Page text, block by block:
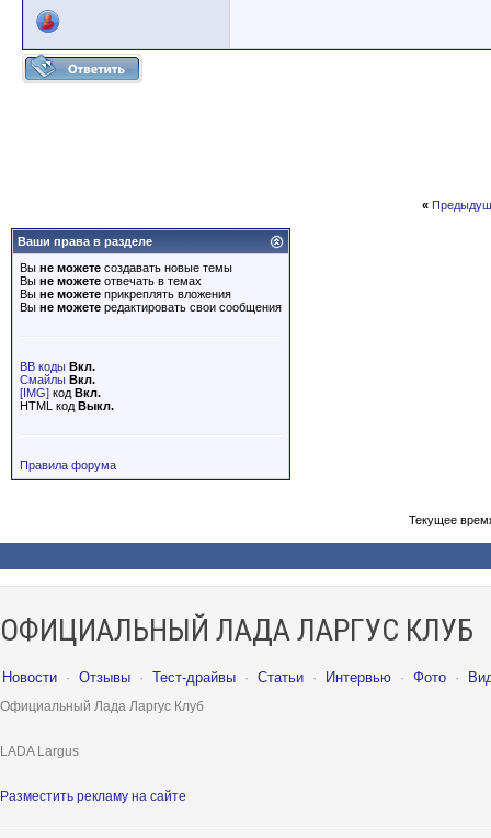
«
Ваши права в разделе
Вы не можете создавать новые темы
Вы не можете отвечать в темах
Вы не можете прикреплять вложения
Вы не можете редактировать свои сообщения
BB коды Вкл.
Смайлы Вкл.
[IMG] код Вкл.
HTML код Выкл.
Правила форума
Текущее
ОФИЦИАЛЬНЫЙ ЛАДА ЛАРГУС КЛУБ
Новости · Отзывы · Тест-драйвы · Статьи · Интервью · Фото ·
Официальный Лада Ларгус Клуб
LADA Largus
Разместить рекламу на сайте